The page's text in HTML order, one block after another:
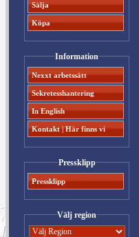
Sälja
Köpa
Information
Nexxt arbetssätt
Sekretesshantering
In English
Kontakt | Här finns vi
Pressklipp
Pressklipp
Välj region